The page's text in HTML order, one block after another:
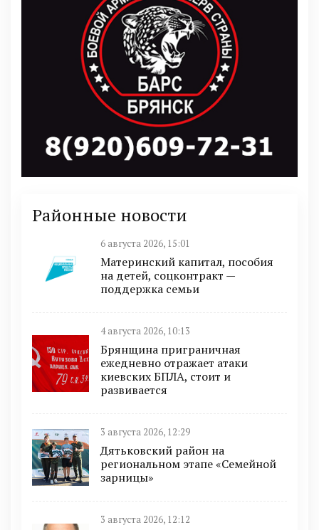
Районные новости
6 августа 2026, 15:01
Материнский капитал, пособия
на детей, соцконтракт —
поддержка семьи
4 августа 2026, 10:13
Брянщина приграничная
ежедневно отражает атаки
киевских БПЛА, стоит и
развивается
3 августа 2026, 12:29
Дятьковский район на
региональном этапе «Семейной
зарницы»
3 августа 2026, 12:12